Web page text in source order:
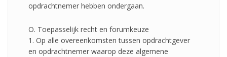
opdrachtnemer hebben ondergaan.
O. Toepasselijk recht en forumkeuze
1. Op alle overeenkomsten tussen opdrachtgever
en opdrachtnemer waarop deze algemene